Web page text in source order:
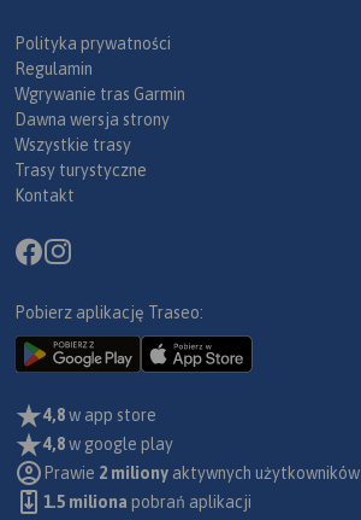
Polityka prywatności
Regulamin
Wgrywanie tras Garmin
Dawna wersja strony
Wszystkie trasy
Trasy turystyczne
Kontakt
Pobierz aplikację Traseo:
4,8w app store
4,8w google play
Prawie 2 miliony aktywnych użytkowników
1.5 miliona pobrań aplikacji